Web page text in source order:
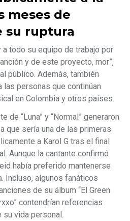
meses de
su ruptura
a todo su equipo de trabajo por
y de este proyecto, mor”,
público. Además, también
las personas que continúan
en Colombia y otros países.
de “Luna” y “Normal” generaron
que sería una de las primeras
a Karol G tras el final
Aunque la cantante confirmó
había preferido mantenerse
Incluso, algunos fanáticos
de su álbum “El Green
contendrían referencias
su vida personal.